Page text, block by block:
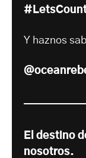
Y haznos
El destino
nosotros.